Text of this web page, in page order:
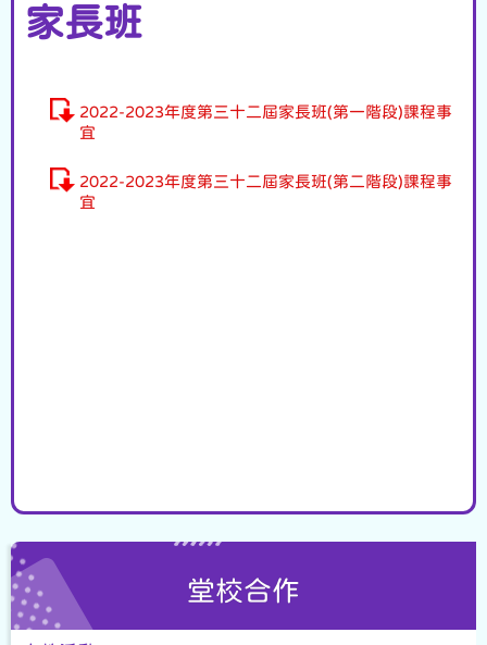
家長班
2022-2023年度第三十二屆家長班(第一階段)課程事
宜
2022-2023年度第三十二屆家長班(第二階段)課程事
宜
堂校合作